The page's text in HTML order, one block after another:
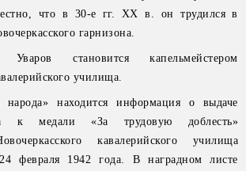
что в 30-е гг. XX в. он трудился в
гарнизона.
становится капельмейстером
училища.
находится информация о выдаче
к медали «За трудовую доблесть»
кавалерийского училища
февраля 1942 года. В наградном листе